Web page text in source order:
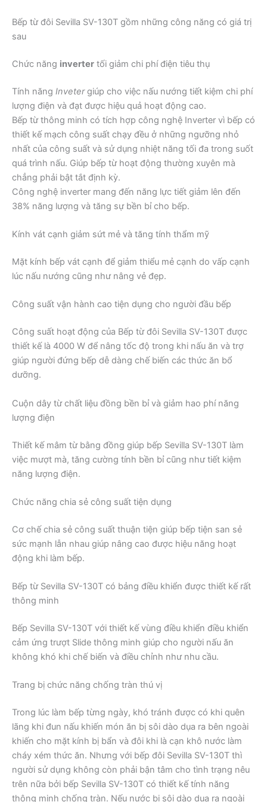
Bếp từ đôi Sevilla SV-130T gồm những công năng có giá trị
sau
Chức năng inverter tối giảm chi phí điện tiêu thụ
Tính năng Invetergiúp cho việc nấu nướng tiết kiệm chi phí
lượng điện và đạt được hiệu quả hoạt động cao.
Bếp từ thông minh có tích hợp công nghệ Inverter vì bếp có
thiết kế mạch công suất chạy đều ở những ngưỡng nhỏ
nhất của công suất và sử dụng nhiệt năng tối đa trong suốt
quá trình nấu. Giúp bếp từ hoạt động thường xuyên mà
chẳng phải bật tắt định kỳ.
Công nghệ inverter mang đến năng lực tiết giảm lên đến
38% năng lượng và tăng sự bền bỉ cho bếp.
Kính vát cạnh giảm sứt mẻ và tăng tính thẩm mỹ
Mặt kính bếp vát cạnh để giảm thiểu mẻ cạnh do vấp cạnh
lúc nấu nướng cũng như nâng vẻ đẹp.
Công suất vận hành cao tiện dụng cho người đầu bếp
Công suất hoạt động của Bếp từ đôi Sevilla SV-130T được
thiết kế là 4000 W để nâng tốc độ trong khi nấu ăn và trợ
giúp người đứng bếp dễ dàng chế biến các thức ăn bổ
dưỡng.
Cuộn dây từ chất liệu đồng bền bỉ và giảm hao phí năng
lượng điện
Thiết kế mâm từ bằng đồng giúp bếp Sevilla SV-130T làm
việc mượt mà, tăng cường tính bền bỉ cũng như tiết kiệm
năng lượng điện.
Chức năng chia sẻ công suất tiện dụng
Cơ chế chia sẻ công suất thuận tiện giúp bếp tiện san sẻ
sức mạnh lẫn nhau giúp nâng cao được hiệu năng hoạt
động khi làm bếp.
Bếp từ Sevilla SV-130T có bảng điều khiển được thiết kế rất
thông minh
Bếp Sevilla SV-130T với thiết kế vùng điều khiển điều khiển
cảm ứng trượt Slide thông minh giúp cho người nấu ăn
không khó khi chế biến và điều chỉnh như nhu cầu.
Trang bị chức năng chống tràn thú vị
Trong lúc làm bếp từng ngày, khó tránh được có khi quên
lãng khi đun nấu khiến món ăn bị sôi dào dụa ra bên ngoài
khiến cho mặt kính bị bẩn và đôi khi là cạn khô nước làm
cháy xém thức ăn. Nhưng với bếp đôi Sevilla SV-130T thì
người sử dụng không còn phải bận tâm cho tình trạng nêu
trên nữa bởi bếp Sevilla SV-130T có thiết kế tính năng
thông minh chống tràn. Nếu nước bị sôi dào dụa ra ngoài